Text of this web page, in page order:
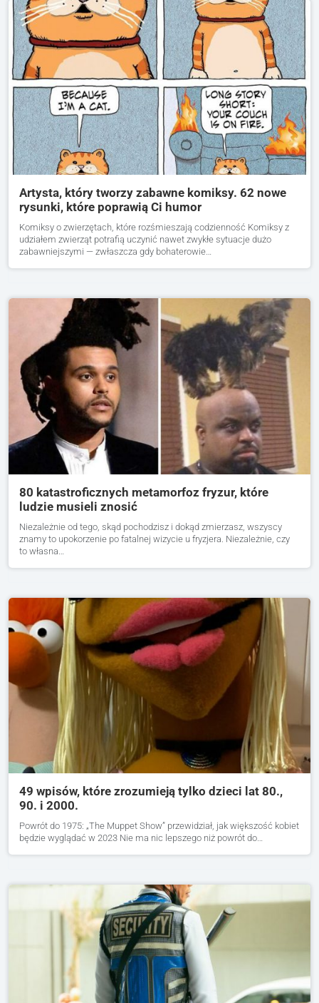
Artysta, który tworzy zabawne komiksy. 62 nowe
rysunki, które poprawią Ci humor
Komiksy o zwierzętach, które rozśmieszają codzienność Komiksy z
udziałem zwierząt potrafią uczynić nawet zwykłe sytuacje dużo
zabawniejszymi — zwłaszcza gdy bohaterowie…
80 katastroficznych metamorfoz fryzur, które
ludzie musieli znosić
Niezależnie od tego, skąd pochodzisz i dokąd zmierzasz, wszyscy
znamy to upokorzenie po fatalnej wizycie u fryzjera. Niezależnie, czy
to własna…
49 wpisów, które zrozumieją tylko dzieci lat 80.,
90. i 2000.
Powrót do 1975: „The Muppet Show” przewidział, jak większość kobiet
będzie wyglądać w 2023 Nie ma nic lepszego niż powrót do…